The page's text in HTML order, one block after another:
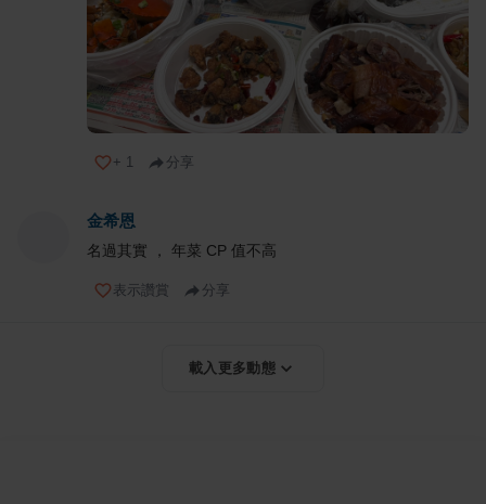
+ 1 分享
金希恩
名過其實 ， 年菜 CP 值不高
表示讚賞 分享
載入更多動態